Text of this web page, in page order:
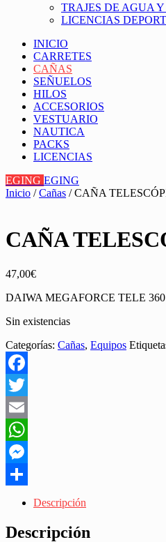
TRAJES DE AGUA
LICENCIAS
INICIO
CARRETES
CAÑAS
SEÑUELOS
HILOS
ACCESORIOS
VESTUARIO
NAUTICA
PACKS
LICENCIAS
EGING EGING
Inicio /Cañas / CAÑA
CAÑA
47,00€
DAIWA MEGAFORCE TELE 360
Sin existencias
Categorías: Cañas, Equipos
Facebook
Twitter
Email
WhatsApp
Messenger
Descripción
Descripción